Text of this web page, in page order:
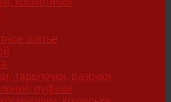
шитье
тарелочки, вазочки
пуфики